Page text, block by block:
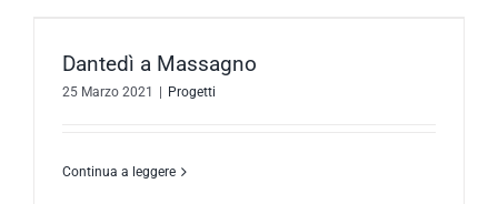
Dantedì a Massagno
25 Marzo 2021 | Progetti
Continua a leggere